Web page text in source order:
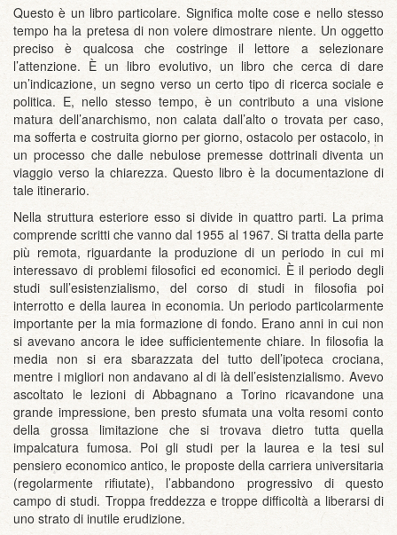
Questo è un libro particolare. Significa molte cose e nello stesso
tempo ha la pretesa di non volere dimostrare niente. Un oggetto
preciso è qualcosa che costringe il lettore a selezionare
l’attenzione. È un libro evolutivo, un libro che cerca di dare
un’indicazione, un segno verso un certo tipo di ricerca sociale e
politica. E, nello stesso tempo, è un contributo a una visione
matura dell’anarchismo, non calata dall’alto o trovata per caso,
ma sofferta e costruita giorno per giorno, ostacolo per ostacolo, in
un processo che dalle nebulose premesse dottrinali diventa un
viaggio verso la chiarezza. Questo libro è la documentazione di
tale itinerario.
Nella struttura esteriore esso si divide in quattro parti. La prima
comprende scritti che vanno dal 1955 al 1967. Si tratta della parte
più remota, riguardante la produzione di un periodo in cui mi
interessavo di problemi filosofici ed economici. È il periodo degli
studi sull’esistenzialismo, del corso di studi in filosofia poi
interrotto e della laurea in economia. Un periodo particolarmente
importante per la mia formazione di fondo. Erano anni in cui non
si avevano ancora le idee sufficientemente chiare. In filosofia la
media non si era sbarazzata del tutto dell’ipoteca crociana,
mentre i migliori non andavano al di là dell’esistenzialismo. Avevo
ascoltato le lezioni di Abbagnano a Torino ricavandone una
grande impressione, ben presto sfumata una volta resomi conto
della grossa limitazione che si trovava dietro tutta quella
impalcatura fumosa. Poi gli studi per la laurea e la tesi sul
pensiero economico antico, le proposte della carriera universitaria
(regolarmente rifiutate), l’abbandono progressivo di questo
campo di studi. Troppa freddezza e troppe difficoltà a liberarsi di
uno strato di inutile erudizione.